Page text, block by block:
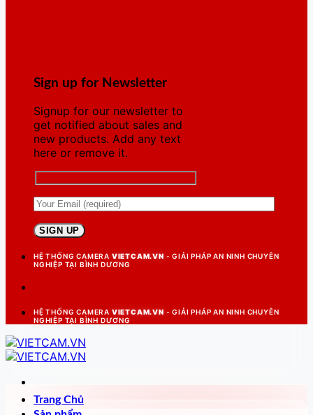
Sign up for Newsletter
Signup for our newsletter to
get notified about sales and
new products. Add any text
here or remove it.
HỆ THỐNG CAMERA VIETCAM.VN - GIẢI PHÁP AN NINH CHUYÊN
NGHIỆP TẠI BÌNH DƯƠNG
HỆ THỐNG CAMERA VIETCAM.VN - GIẢI PHÁP AN NINH CHUYÊN
NGHIỆP TẠI BÌNH DƯƠNG
Trang Chủ